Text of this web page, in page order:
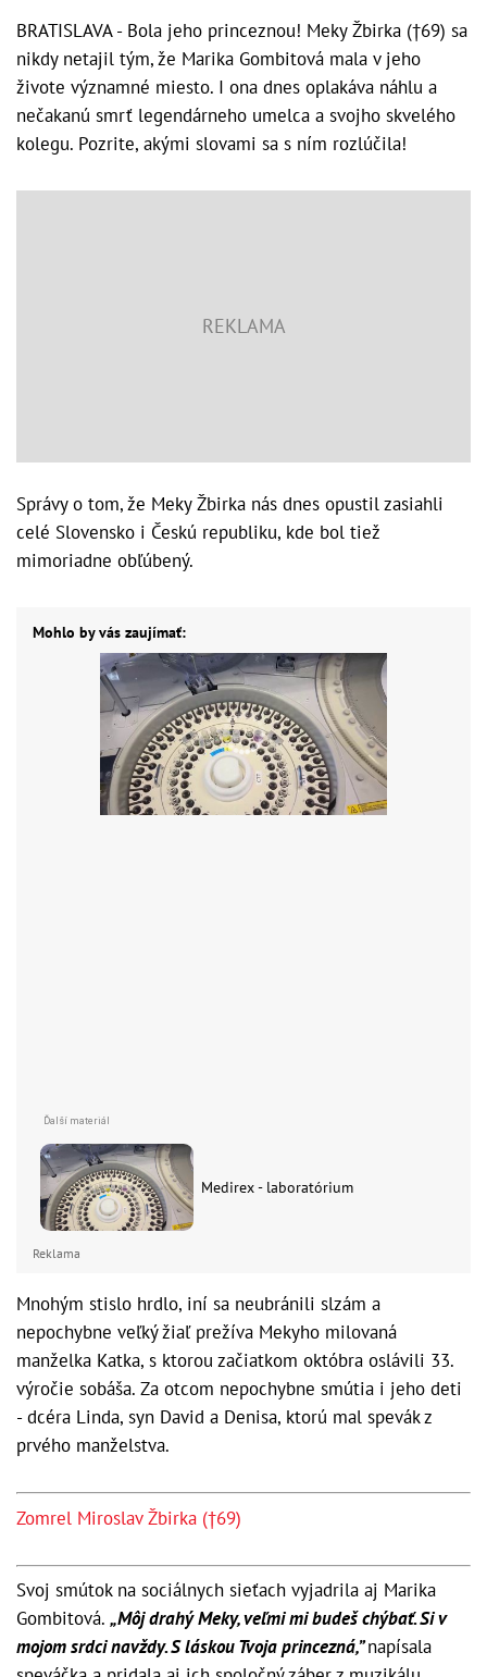
BRATISLAVA - Bola jeho princeznou! Meky Žbirka (†69) sa
nikdy netajil tým, že Marika Gombitová mala v jeho
živote významné miesto. I ona dnes oplakáva náhlu a
nečakanú smrť legendárneho umelca a svojho skvelého
kolegu. Pozrite, akými slovami sa s ním rozlúčila!
Správy o tom, že Meky Žbirka nás dnes opustil zasiahli
celé Slovensko i Českú republiku, kde bol tiež
mimoriadne obľúbený.
Mohlo by vás zaujímať:
Medirex - laboratórium
Reklama
Mnohým stislo hrdlo, iní sa neubránili slzám a
nepochybne veľký žiaľ prežíva Mekyho milovaná
manželka Katka, s ktorou začiatkom októbra oslávili 33.
výročie sobáša. Za otcom nepochybne smútia i jeho deti
- dcéra Linda, syn David a Denisa, ktorú mal spevák z
prvého manželstva.
Zomrel Miroslav Žbirka (†69)
Svoj smútok na sociálnych sieťach vyjadrila aj Marika
Gombitová. „Môj drahý Meky, veľmi mi budeš chýbať. Si v
mojom srdci navždy. S láskou Tvoja princezná,”napísala